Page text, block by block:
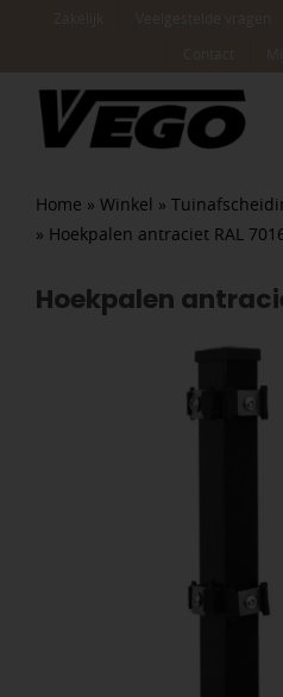
Home » Winkel »
» Hoekpalen antraciet RAL
Hoekpalen